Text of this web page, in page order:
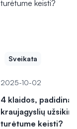
Sveikata
2025-10-02
4 klaidos,
kraujagyslių
turėtume keisti?